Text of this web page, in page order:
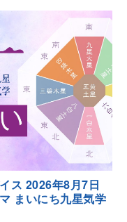
ス 2026年8月7日
まいにち九星気学